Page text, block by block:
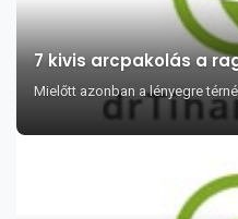
7 kivis arcpakolás a
Mielőtt azonban a lényegre